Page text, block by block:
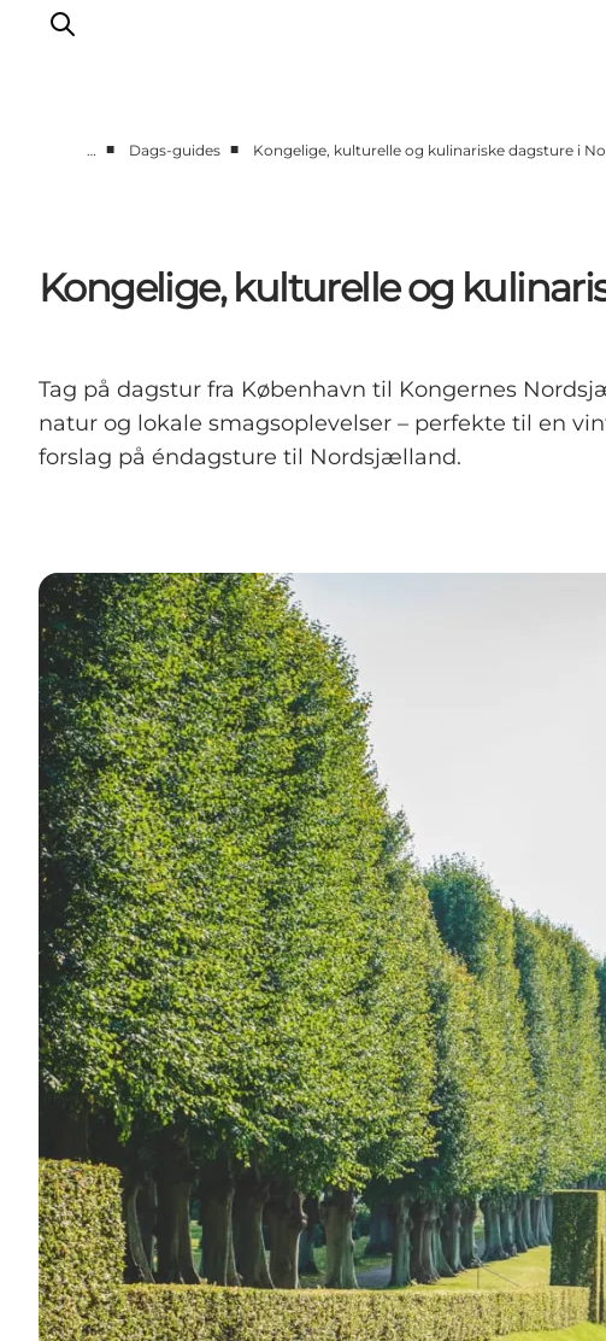
Det Sker
Overnatning
Planlæg ferien
… ■ Dags-guides ■ Kongelige, kulturelle og kulinariske dagsture i
Kongelige, kulturelle og
Tag på dagstur fra København til Kongernes
natur og lokale smagsoplevelser – perfekte til en
forslag på éndagsture til Nordsjælland.